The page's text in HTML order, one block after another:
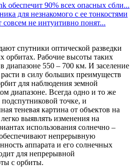
обеспечит 90% всех опасных сбли...
для незнакомого с ее тонкостями
совсем не интуитивно понят...
спутники оптической разведки
орбитах. Рабочие высоты таких
диапазоне 550 – 700 км. И заселение
расти в силу больших преимуществ
для наблюдения земной
диапазоне. Всегда одно и то же
точке, и
теневая картина от объектов на
выявлять изменения на
использования солнечно –
непрерывную
аппарата и его солнечных
для непрерывной
с орбиты.